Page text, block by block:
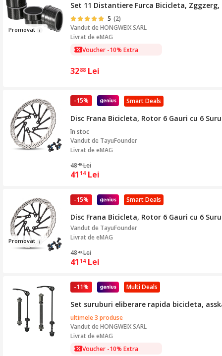
Promovat
Set 11 Distantiere Furca Bicicleta,
5 (2)
Vandut deHONGWEIX SARL
Livrat de eMAG
Voucher -10% Extra
3288 Lei
Smart Deals
-15%
Disc Frana Bicicleta, Rotor 6 Gauri cu 6
în stoc
Vandut de TayuFounder
Livrat de eMAG
4840 Lei
41 14 Lei
Promovat
Smart Deals
-15%
Disc Frana Bicicleta, Rotor 6 Gauri cu 6
Vandut de TayuFounder
Livrat de eMAG
4840 Lei
41 14 Lei
Multi Deals
-11%
Set suruburi eliberare rapida bicicleta,
ultimele 3 produse
Vandut deHONGWEIX SARL
Livrat de eMAG
Voucher -10% Extra